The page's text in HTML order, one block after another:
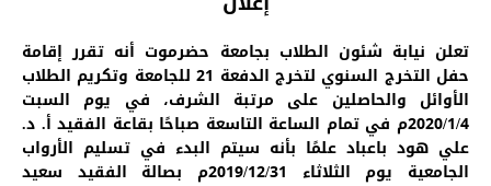
تعلن نيابة شئون الطلاب بجامعة حضرموت أنه تقرر إقامة
حفل التخرج السنوي لتخرج الدفعة 21 للجامعة وتكريم الطلاب
الأوائل والحاصلين على مرتبة الشرف، في يوم السبت
2020/1/4م في تمام الساعة التاسعة صباحًا بقاعة الفقيد أ. د.
علي هود باعباد علمًا بأنه سيتم البدء في تسليم الأرواب
الجامعية يوم الثلاثاء 2019/12/31م بصالة الفقيد سعيد